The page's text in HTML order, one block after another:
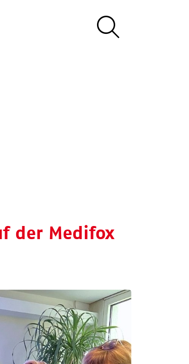
der Medifox